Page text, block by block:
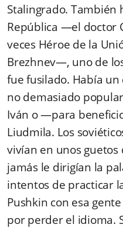
Stalingrado. También
República —el doctor
veces Héroe de la
Brezhnev—, uno de
fue fusilado. Había
no demasiado
Iván o —para
Liudmila. Los
vivían en unos
jamás le dirigían la
intentos de practicar
Pushkin con esa
por perder el idioma.